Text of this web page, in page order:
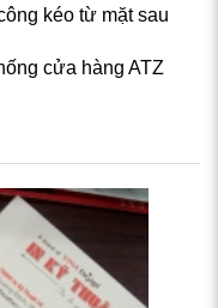
kéo từ mặt sau
cửa hàng ATZ